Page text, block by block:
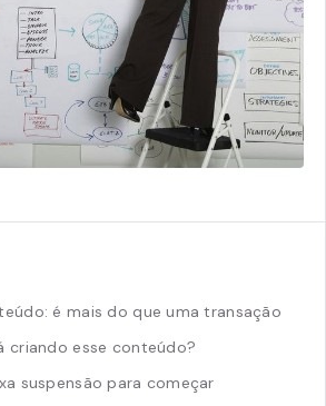
é mais do que uma transação
criando esse conteúdo?
suspensão para começar